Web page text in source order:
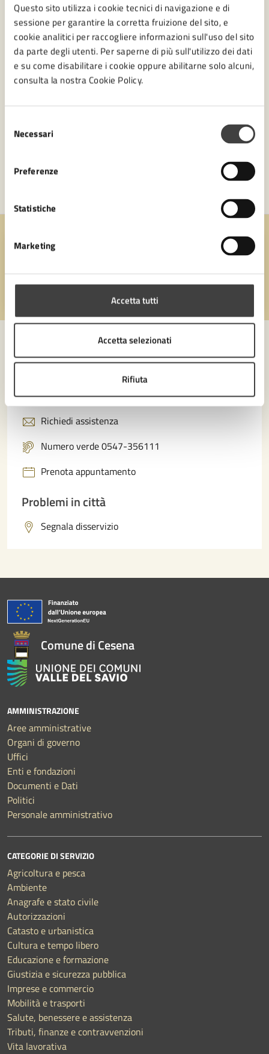
Questo sito utilizza i cookie tecnici di navigazione e di
sessione per garantire la corretta fruizione del sito, e
cookie analitici per raccogliere informazioni sull'uso del sito
da parte degli utenti. Per saperne di più sull'utilizzo dei dati
e su come disabilitare i cookie oppure abilitarne solo alcuni,
consulta la nostra Cookie Policy.
delNecessari
Preferenze
Statistiche
Marketing
Accetta tutti
Accetta selezionati
Rifiuta
Ufficio Educazione alla sostenibilità e servizi per la
mobilità
Settore Lavori Pubblici
Quanto sono chiare le informazioni su questa
Valuta 5 stelle su 5
Valuta 4 stelle su 5
Valuta 3 stelle su 5
Valuta 2 stelle su 5
Leggi le domande frequenti
Richiedi assistenza
Numero verde 0547-356111
Prenota appuntamento
Problemi in città
Segnala disservizio
Comune di Cesena
AMMINISTRAZIONE
Aree amministrative
Organi di governo
Uffici
Enti e fondazioni
Documenti e Dati
Politici
Personale amministrativo
CATEGORIE DI SERVIZIO
Agricoltura e pesca
Ambiente
Anagrafe e stato civile
Autorizzazioni
Catasto e urbanistica
Cultura e tempo libero
Educazione e formazione
Giustizia e sicurezza pubblica
Imprese e commercio
Mobilità e trasporti
Salute, benessere e assistenza
Tributi, finanze e contravvenzioni
Vita lavorativa